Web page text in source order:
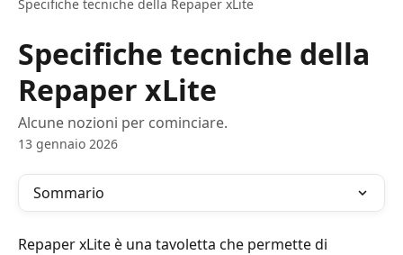
Specifiche tecniche della Repaper xLite
Specifiche tecniche della
Repaper xLite
Alcune nozioni per cominciare.
13 gennaio 2026
Sommario
Repaper xLite è una tavoletta che permette di